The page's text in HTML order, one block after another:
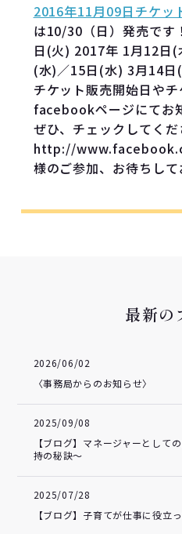
2016年11月09日チケッ
は10/30（日）発売で
日(火) 2017年 1月12日
(水)／15日(水) 3月14
チケット販売開始日やチ
facebookページにてお
ぜひ、チェックしてくだ
http://
様のご参加、お待ちして
最新の
2026/06/02
〈事務局からのお知らせ〉
2025/09/08
【ブログ】マネージャーとして
持の秘訣～
2025/07/28
【ブログ】子育てが仕事に役